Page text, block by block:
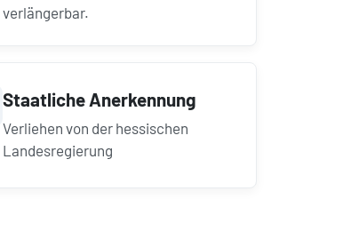
verlängerbar.
Staatliche Anerkennung
Verliehen von der hessischen
Landesregierung